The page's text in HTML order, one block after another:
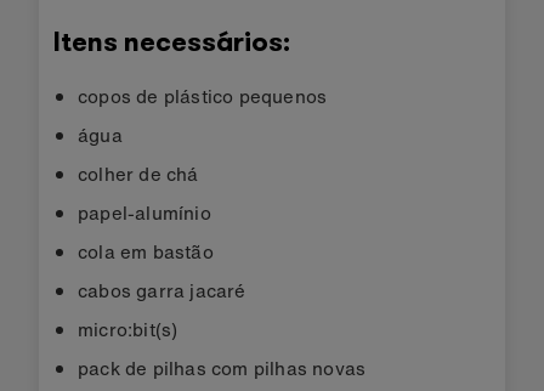
Itens necessários:
copos de plástico pequenos
água
colher de chá
papel-alumínio
cola em bastão
cabos garra jacaré
micro:bit(s)
pack de pilhas com pilhas novas